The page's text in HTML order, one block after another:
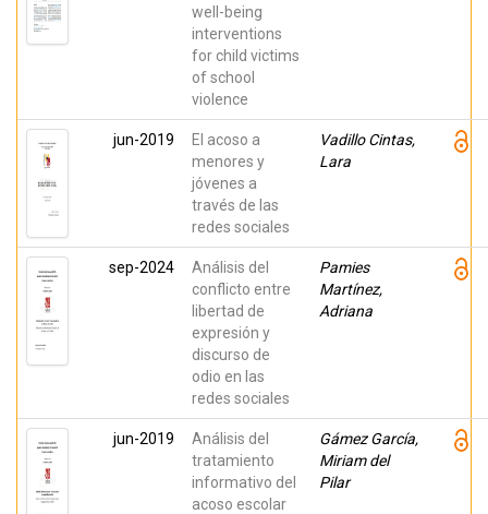
well-being
interventions
for child victims
of school
violence
Carmen
jun-2019
El acoso a
menores y
jóvenes a
través de las
redes sociales
Vadillo Cintas,
Lara
sep-2024
Análisis del
conflicto entre
libertad de
expresión y
discurso de
odio en las
redes sociales
Pamies
Martínez,
Adriana
jun-2019
Análisis del
tratamiento
informativo del
acoso escolar
Gámez García,
Miriam del
Pilar